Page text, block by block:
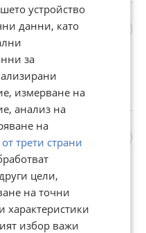
части ДВГ
лв
05 декември 2024г.
Deere Втора
лв
ДДС
30 ноември 2024г.
устройство
данни, като
за
измерване на
анализ на
на
трети страни
цели,
на точни
характеристики
избор важи